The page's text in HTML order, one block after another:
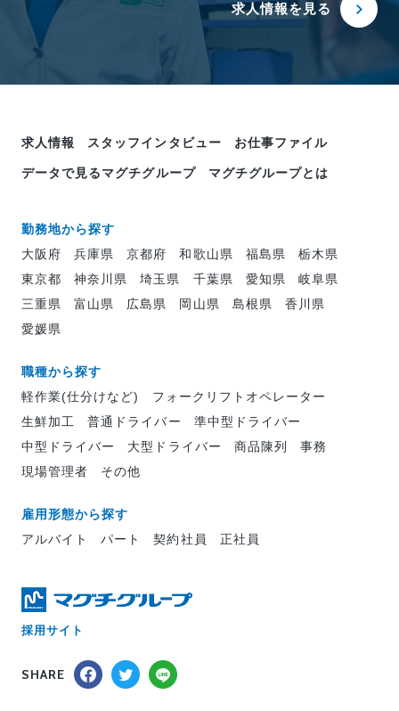
求人情報を見る
求人情報 スタッフインタビュー お仕事ファイル
データで見るマグチグループ マグチグループとは
勤務地から探す
大阪府
兵庫県 京都府 和歌山県 福島県
栃木県
東京都
神奈川県 埼玉県 千葉県 愛知県
岐阜県
三重県
富山県 広島県 岡山県 島根県
香川県
愛媛県
職種から探す
軽作業(仕分けなど)
フォークリフトオペレーター
生鮮加工
普通ドライバー
準中型ドライバー
中型ドライバー
大型ドライバー 商品陳列
事務
現場管理者
その他
雇用形態から探す
アルバイト
パート 契約社員 正社員
採用サイト
SHARE